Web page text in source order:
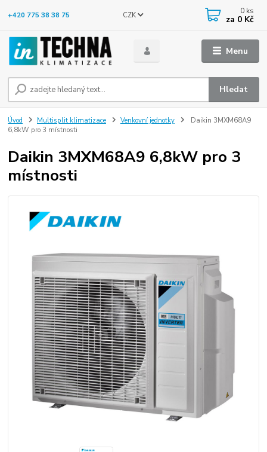
Menu
CZK
Hledat
+420 775 38 38 75 0 ks
za 0 Kč
Úvod Multisplit klimatizace Venkovní jednotky
Daikin 3MXM68A9
6,8kW pro 3 místnosti
Daikin 3MXM68A9 6,8kW pro 3
místnosti